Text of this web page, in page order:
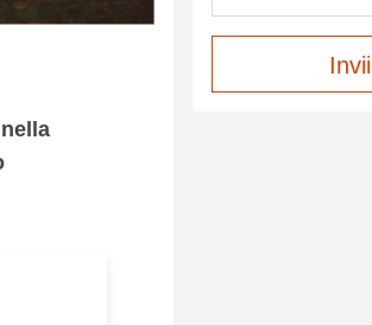
Invii